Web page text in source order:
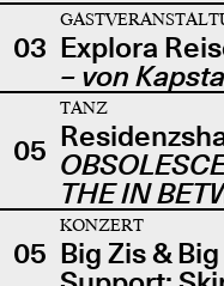
03 Explora
– von
05
TANZ
THE IN
05
KONZERT
Big Zis &